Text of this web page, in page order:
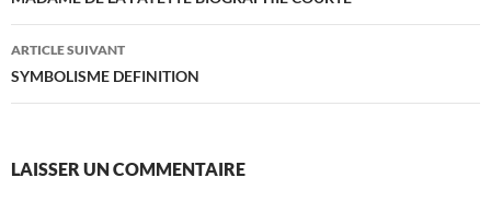
articles
ARTICLE SUIVANT
SYMBOLISME DEFINITION
LAISSER UN COMMENTAIRE